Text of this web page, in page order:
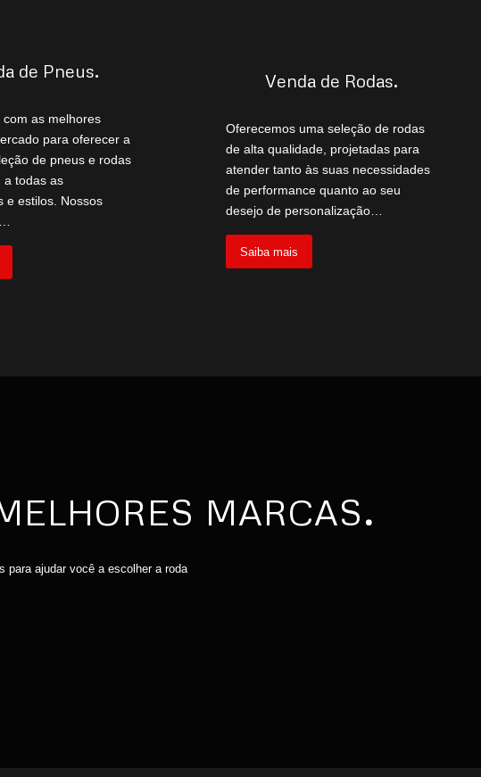
de Pneus.
as melhores
para oferecer a
de pneus e rodas
a todas as
e estilos. Nossos
Venda de Rodas.
Oferecemos uma seleção de rodas
de alta qualidade, projetadas para
atender tanto às suas necessidades
de performance quanto ao seu
desejo de personalização…
Saiba mais
MARCAS.
para ajudar você a escolher a roda